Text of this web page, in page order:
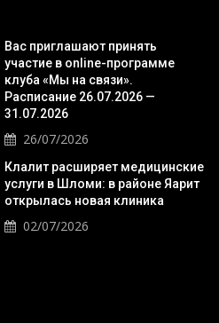
Вас приглашают принять
участие в online-программе
клуба «Мы на связи».
Расписание 26.07.2026 —
31.07.2026
26/07/2026
Клалит расширяет медицинские
услуги в Шломи: в районе Яарит
открылась новая клиника
02/07/2026